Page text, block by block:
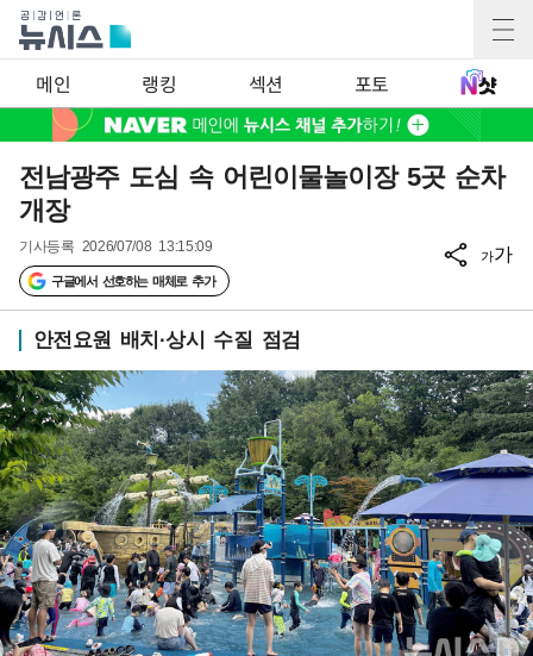
메인 랭킹 섹션 포토
전남광주 도심 속 어린이물놀이장 5곳 순차
개장
기사등록 2026/07/08 13:15:09
구글에서 선호하는 매체로 추가
가가
안전요원 배치·상시 수질 점검